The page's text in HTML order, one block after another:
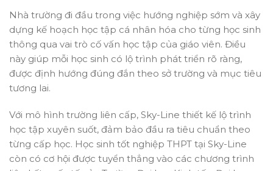
Nhà trường đi đầu trong việc hướng nghiệp sớm và xây
dựng kế hoạch học tập cá nhân hóa cho từng học sinh
thông qua vai trò cố vấn học tập của giáo viên. Điều
này giúp mỗi học sinh có lộ trình phát triển rõ ràng,
được định hướng đúng đắn theo sở trường và mục tiêu
tương lai.
Với mô hình trường liên cấp, Sky-Line thiết kế lộ trình
học tập xuyên suốt, đảm bảo đầu ra tiêu chuẩn theo
từng cấp học. Học sinh tốt nghiệp THPT tại Sky-Line
còn có cơ hội được tuyển thẳng vào các chương trình